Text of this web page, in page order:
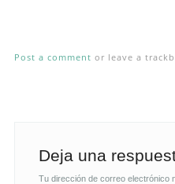
Post a comment or leave a
Deja una
Tu dirección de correo electrónico